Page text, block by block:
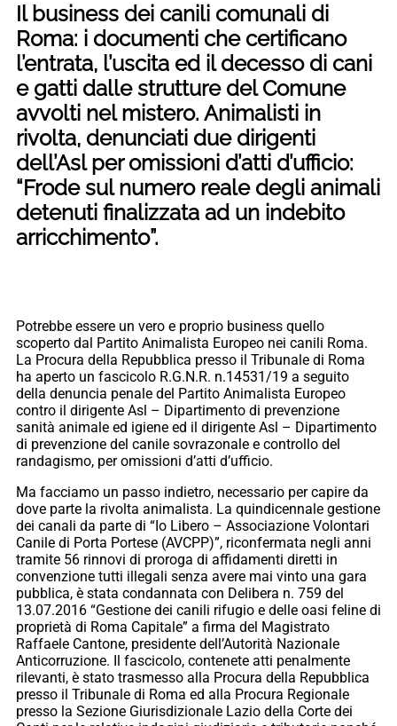
Il business dei canili comunali di
Roma: i documenti che certificano
l’entrata, l’uscita ed il decesso di cani
e gatti dalle strutture del Comune
avvolti nel mistero. Animalisti in
rivolta, denunciati due dirigenti
dell’Asl per omissioni d’atti d’ufficio:
“Frode sul numero reale degli animali
detenuti finalizzata ad un indebito
arricchimento”.
Potrebbe essere un vero e proprio business quello
scoperto dal Partito Animalista Europeo nei canili Roma.
La Procura della Repubblica presso il Tribunale di Roma
ha aperto un fascicolo R.G.N.R. n.14531/19 a seguito
della denuncia penale del Partito Animalista Europeo
contro il dirigente Asl – Dipartimento di prevenzione
sanità animale ed igiene ed il dirigente Asl – Dipartimento
di prevenzione del canile sovrazonale e controllo del
randagismo, per omissioni d’atti d’ufficio.
Ma facciamo un passo indietro, necessario per capire da
dove parte la rivolta animalista. La quindicennale gestione
dei canali da parte di “Io Libero – Associazione Volontari
Canile di Porta Portese (AVCPP)”, riconfermata negli anni
tramite 56 rinnovi di proroga di affidamenti diretti in
convenzione tutti illegali senza avere mai vinto una gara
pubblica, è stata condannata con Delibera n. 759 del
13.07.2016 “Gestione dei canili rifugio e delle oasi feline di
proprietà di Roma Capitale” a firma del Magistrato
Raffaele Cantone, presidente dell’Autorità Nazionale
Anticorruzione. Il fascicolo, contenete atti penalmente
rilevanti, è stato trasmesso alla Procura della Repubblica
presso il Tribunale di Roma ed alla Procura Regionale
presso la Sezione Giurisdizionale Lazio della Corte dei